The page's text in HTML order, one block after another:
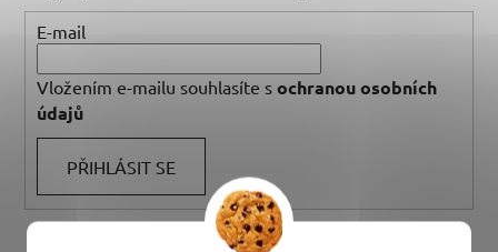
E-mail
Vložením e-mailu souhlasíte s ochranou osobních
údajů
PŘIHLÁSIT SE